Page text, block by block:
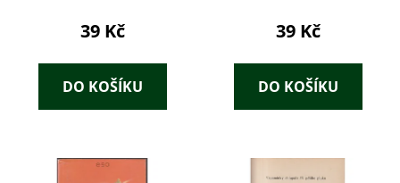
39 Kč
DO KOŠÍKU
39 Kč
DO KOŠÍKU